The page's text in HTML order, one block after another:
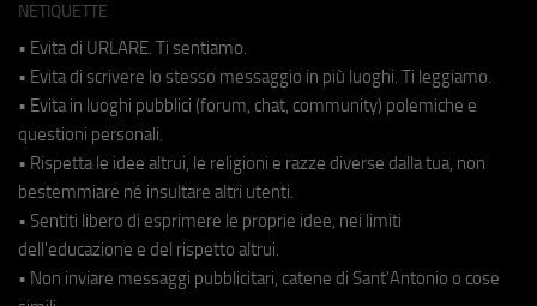
NETIQUETTE
• Evita di URLARE. Ti sentiamo.
• Evita di scrivere lo stesso messaggio in più luoghi. Ti leggiamo.
• Evita in luoghi pubblici (forum, chat, community) polemiche e
questioni personali.
• Rispetta le idee altrui, le religioni e razze diverse dalla tua, non
bestemmiare né insultare altri utenti.
• Sentiti libero di esprimere le proprie idee, nei limiti
dell'educazione e del rispetto altrui.
• Non inviare messaggi pubblicitari, catene di Sant'Antonio o cose